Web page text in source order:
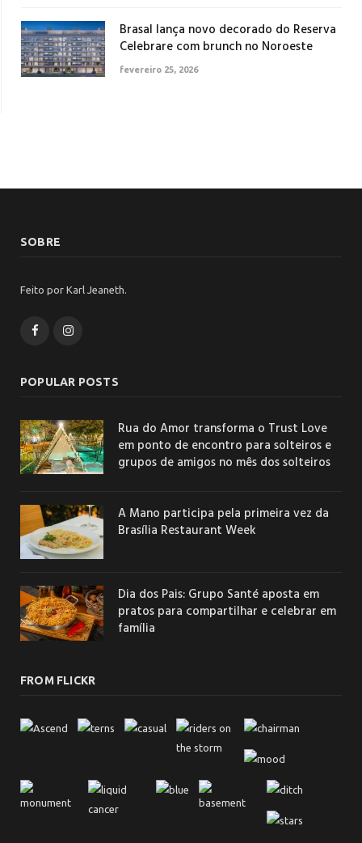
Brasal lança novo decorado do Reserva
Celebrare com brunch no Noroeste
fevereiro 25, 2026
SOBRE
Feito por Karl Jeaneth.
FacebookInstagram
POPULAR POSTS
Rua do Amor transforma o Trust Love
em ponto de encontro para solteiros e
grupos de amigos no mês dos solteiros
A Mano participa pela primeira vez da
Brasília Restaurant Week
Dia dos Pais: Grupo Santé aposta em
pratos para compartilhar e celebrar em
família
FROM FLICKR